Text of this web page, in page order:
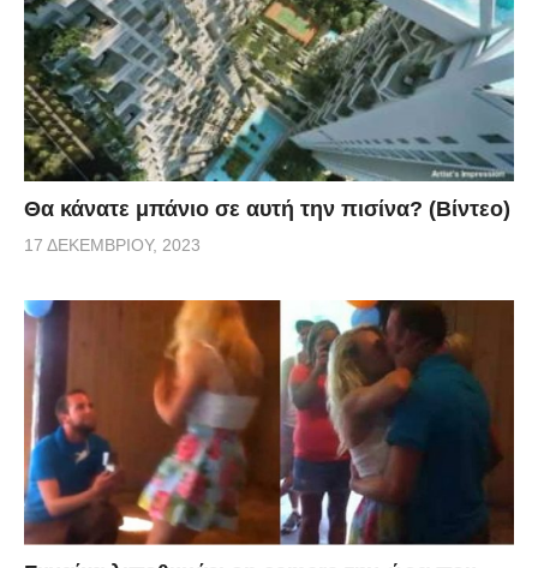
Θα κάνατε μπάνιο σε αυτή την πισίνα? (Βίντεο)
17 ΔΕΚΕΜΒΡΊΟΥ, 2023